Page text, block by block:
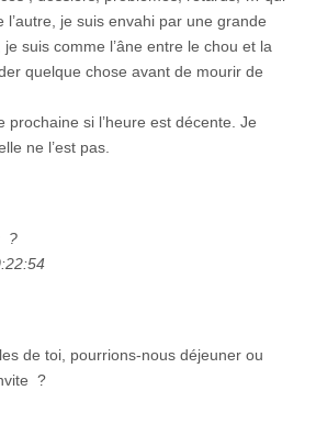
l’autre, je suis envahi par une grande
je suis comme l’âne entre le chou et la
quelque chose avant de mourir de
prochaine si l’heure est décente. Je
ne l’est pas.
?
de toi, pourrions-nous déjeuner ou
?